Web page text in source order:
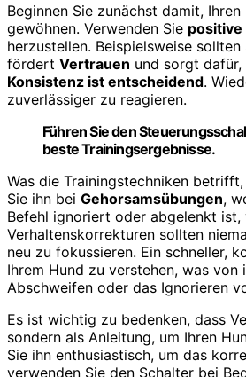
Beginnen Sie zunächst damit,
gewöhnen. Verwenden Sie
herzustellen. Beispielsweise
fördert Vertrauen und sorgt dafür,
Konsistenz ist entscheidend.
zuverlässiger zu reagieren.
Führen Sie den
beste Trainingsergebnisse.
Was die Trainingstechniken
Sie ihn bei Gehorsamsübungen,
Befehl ignoriert oder abgelenkt ist,
Verhaltenskorrekturen sollten
neu zu fokussieren. Ein schneller,
Ihrem Hund zu verstehen, was
Abschweifen oder das Ignorieren
Es ist wichtig zu bedenken, dass
sondern als Anleitung, um Ihren
Sie ihn enthusiastisch, um das
verwenden Sie den Schalter bei